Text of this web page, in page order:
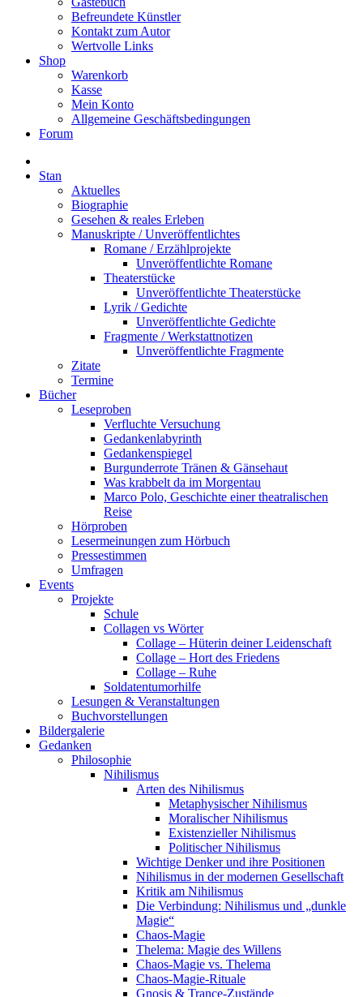
Befreundete Künstler
Kontakt zum Autor
Wertvolle Links
Shop
Warenkorb
Kasse
Mein Konto
Allgemeine Geschäftsbedingungen
Forum
Stan
Aktuelles
Biographie
Gesehen & reales Erleben
Manuskripte / Unveröffentlichtes
Romane / Erzählprojekte
Unveröffentlichte Romane
Theaterstücke
Unveröffentlichte Theaterstücke
Lyrik / Gedichte
Unveröffentlichte Gedichte
Fragmente / Werkstattnotizen
Unveröffentlichte Fragmente
Zitate
Termine
Bücher
Leseproben
Verfluchte Versuchung
Gedankenlabyrinth
Gedankenspiegel
Burgunderrote Tränen & Gänsehaut
Was krabbelt da im Morgentau
Marco Polo, Geschichte einer theatralischen
Reise
Hörproben
Lesermeinungen zum Hörbuch
Pressestimmen
Umfragen
Events
Projekte
Schule
Collagen vs Wörter
Collage – Hüterin deiner Leidenschaft
Collage – Hort des Friedens
Collage – Ruhe
Soldatentumorhilfe
Lesungen & Veranstaltungen
Buchvorstellungen
Bildergalerie
Gedanken
Philosophie
Nihilismus
Arten des Nihilismus
Metaphysischer Nihilismus
Moralischer Nihilismus
Existenzieller Nihilismus
Politischer Nihilismus
Wichtige Denker und ihre Positionen
Nihilismus in der modernen Gesellschaft
Kritik am Nihilismus
Die Verbindung: Nihilismus und „dunkle
Magie“
Chaos-Magie
Thelema: Magie des Willens
Chaos-Magie vs. Thelema
Chaos-Magie-Rituale
Gnosis & Trance-Zustände